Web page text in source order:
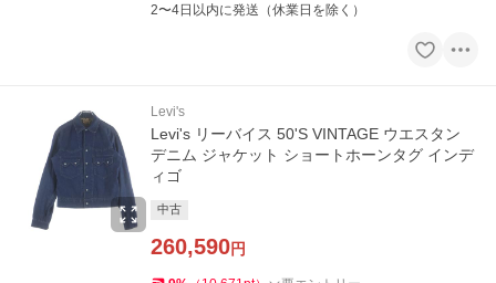
2〜4日以内に発送（休業日を除く）
Levi's
Levi's リーバイス 50'S VINTAGE ウエスタン
デニム ジャケット ショートホーンタグ インデ
ィゴ
中古
260,590円